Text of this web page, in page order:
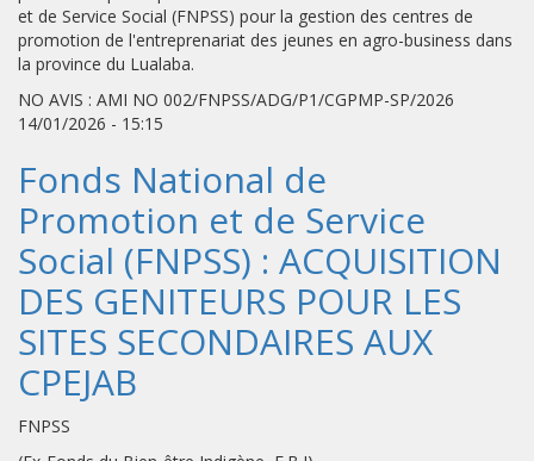
et de Service Social (FNPSS) pour la gestion des centres de
promotion de l'entreprenariat des jeunes en agro-business dans
la province du Lualaba.
NO AVIS : AMI NO 002/FNPSS/ADG/P1/CGPMP-SP/2026
14/01/2026 - 15:15
Fonds National de
Promotion et de Service
Social (FNPSS) : ACQUISITION
DES GENITEURS POUR LES
SITES SECONDAIRES AUX
CPEJAB
FNPSS